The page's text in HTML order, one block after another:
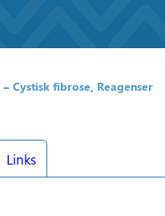
Cystisk fibrose Reagenser
Links